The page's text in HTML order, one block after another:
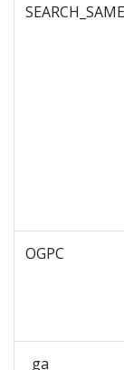
OGPC
_ga